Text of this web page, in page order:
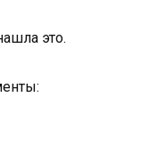
это.